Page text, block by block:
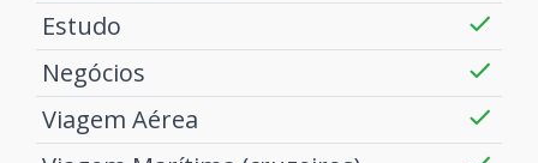
Estudo
Negócios
Viagem Aérea